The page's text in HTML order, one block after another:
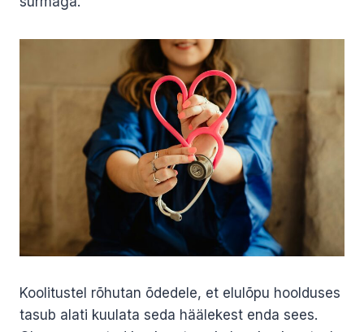
Koolitustel rõhutan õdedele, et elulõpu hoolduses
tasub alati kuulata seda häälekest enda sees.